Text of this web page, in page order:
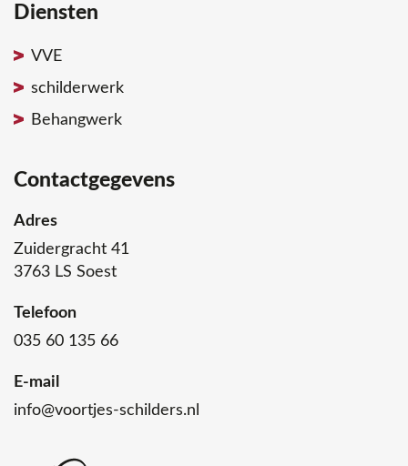
Diensten
VVE
schilderwerk
Behangwerk
Contactgegevens
Adres
Zuidergracht 41
3763 LS Soest
Telefoon
035 60 135 66
E-mail
info@voortjes-schilders.nl